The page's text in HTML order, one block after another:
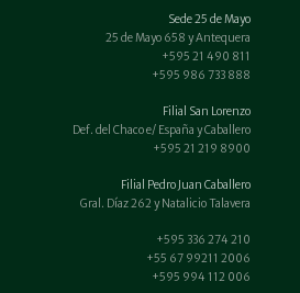
Sede 25 de Mayo
25 de Mayo 658 y Antequera
+595 21 490 811
+595 986 733 888
Filial San Lorenzo
Def. del Chaco e/ España y Caballero
+595 21 219 8900
Filial Pedro Juan Caballero
Gral. Díaz 262 y Natalicio Talavera
+595 336 274 210
+55 67 99211 2006
+595 994 112 006